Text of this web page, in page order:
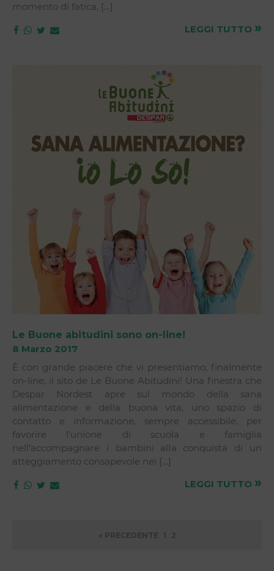
momento di fatica, […]
LEGGI TUTTO »
Le Buone abitudini sono on-line!
8 Marzo 2017
È con grande piacere che vi presentiamo, finalmente
on-line, il sito de Le Buone Abitudini! Una finestra che
Despar Nordest apre sul mondo della sana
alimentazione e della buona vita, uno spazio di
contatto e informazione, sempre accessibile, per
favorire l’unione di scuola e famiglia
nell’accompagnare i bambini alla conquista di un
atteggiamento consapevole nei […]
LEGGI TUTTO »
« PRECEDENTE 1 2